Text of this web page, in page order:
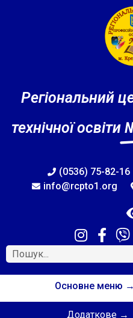
Регіональний
технічної освіти
(0536) 75-82-16
info@rcpto1.org
Основне меню →
Додаткове →